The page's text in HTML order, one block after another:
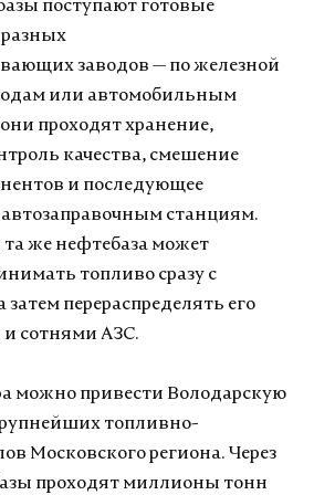
поступают готовые
заводов — по железной
или автомобильным
проходят хранение,
качества, смешение
и последующее
автозаправочным станциям.
та же нефтебаза может
топливо сразу с
перераспределять его
сотнями АЗС.
можно привести Володарскую
топливно-
Московского региона. Через
проходят миллионы тонн